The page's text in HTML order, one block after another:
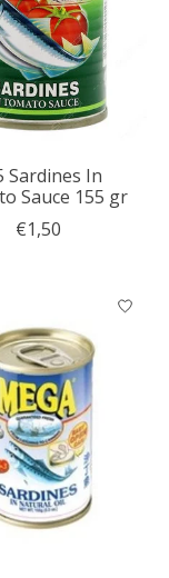
Sardines In
Sauce 155 gr
€1,50